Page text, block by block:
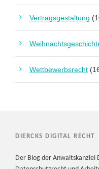
Vertragsgestaltung
Wettbewerbsrecht
DIERCKS DIGITAL RECHT
Der Blog der Anwaltskanzlei